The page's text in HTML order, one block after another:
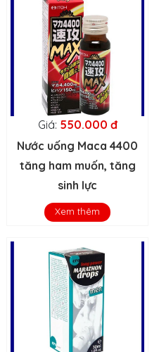
Giá: 550.000 đ
Nước uống Maca 4400
tăng ham muốn, tăng
sinh lực
Xem thêm